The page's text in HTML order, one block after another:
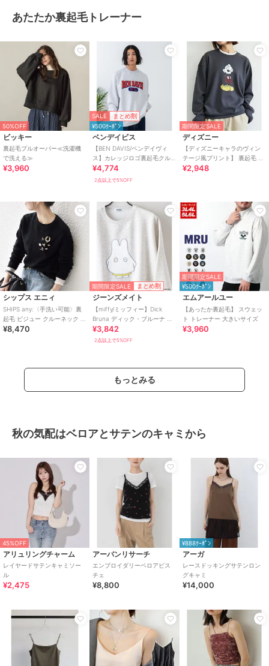
あたたか裏起毛トレーナー
50%OFF
ビッキー
裏起毛プルオーパー≪洗濯機
で洗える≫
¥3,960
SALE まとめ割
¥500ｸｰﾎﾟﾝ
ベンデイビス
【BEN DAVIS/ベンデイヴィ
ス】カレッジロゴ裏起毛クル
ーネックスウェットトレーナ
ー
¥4,774
2点以上で5%OFF
期間限定SALE
ディズニー
【ディズニーキャラのヴィン
テージ風プリント】 裏起毛 ス
ウェット トレーナー キャラク
¥2,948
シップス エニィ
SHIPS any:〈手洗い可能〉裏
起毛 ビジュー クルーネック コ
ンパクト プルオーバー
¥8,470
期間限定SALE まとめ割
ジーンズメイト
【miffy/ミッフィー】Dick
Bruna ディック・ブルーナ オ
リジナルデザイン 裏起毛クル
ー
¥3,842
2点以上で5%OFF
期間限定SALE
¥500ｸｰﾎﾟﾝ
エムアールユー
【あったか裏起毛】 スウェッ
ト トレーナー 大きいサイズ
¥3,960
もっとみる
秋の気配はベロアとサテンのキャミから
45%OFF
アリュリングチャーム
レイヤードサテンキャミソー
ル
¥2,475
アーバンリサーチ
エンブロイダリーベロアビス
チェ
¥8,800
¥888ｸｰﾎﾟﾝ
アーガ
レースドッキングサテンロン
グキャミ
¥14,000